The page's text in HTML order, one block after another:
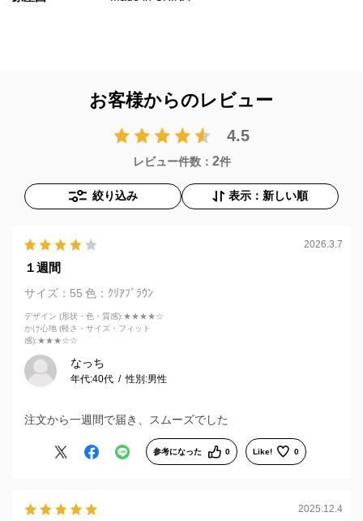
お客様からのレビュー
4.5
レビュー件数： 2件
絞り込み 表示：新しい順
2026.3.7
１週間
サイズ：55 色：ｸﾘｱﾌﾞﾗｳﾝ
デザイン (形状・色・質感):★★★★☆
かけ心地 (軽さ・サイズ・フィット
感):★★★☆☆
なっち
年代:40代 性別:男性
注文から一週間で届き、スムーズでした
参考になった 0 Like! 0
2025.12.4